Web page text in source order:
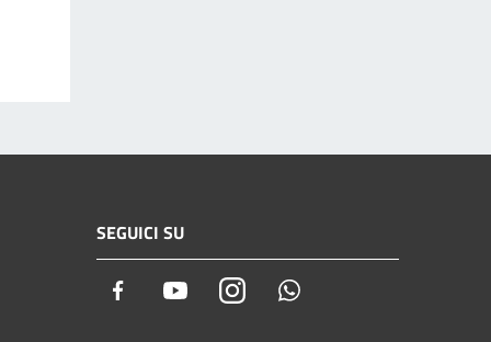
SEGUICI SU
Facebook YoutubeInstagram